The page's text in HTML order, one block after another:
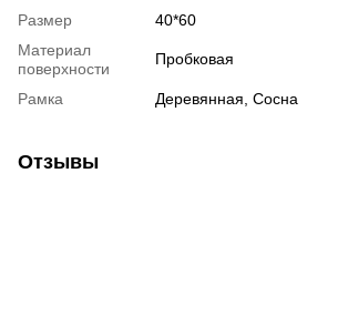
Размер
40*60
Материал
поверхности
Пробковая
Рамка Деревянная, Сосна
Отзывы